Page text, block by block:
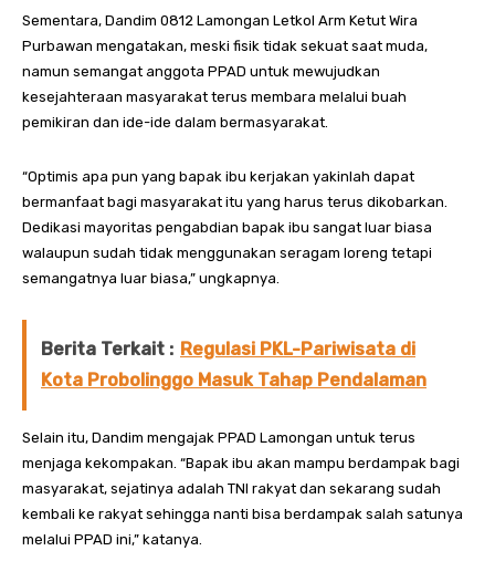
Sementara, Dandim 0812 Lamongan Letkol Arm Ketut Wira
Purbawan mengatakan, meski fisik tidak sekuat saat muda,
namun semangat anggota PPAD untuk mewujudkan
kesejahteraan masyarakat terus membara melalui buah
pemikiran dan ide-ide dalam bermasyarakat.
“Optimis apa pun yang bapak ibu kerjakan yakinlah dapat
bermanfaat bagi masyarakat itu yang harus terus dikobarkan.
Dedikasi mayoritas pengabdian bapak ibu sangat luar biasa
walaupun sudah tidak menggunakan seragam loreng tetapi
semangatnya luar biasa,” ungkapnya.
Berita Terkait : Regulasi PKL-Pariwisata di
Kota Probolinggo Masuk Tahap Pendalaman
Selain itu, Dandim mengajak PPAD Lamongan untuk terus
menjaga kekompakan. “Bapak ibu akan mampu berdampak bagi
masyarakat, sejatinya adalah TNI rakyat dan sekarang sudah
kembali ke rakyat sehingga nanti bisa berdampak salah satunya
melalui PPAD ini,” katanya.